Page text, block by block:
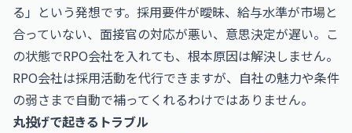
る」という発想です。採用要件が曖昧、給与水準が市場と
合っていない、面接官の対応が悪い、意思決定が遅い。こ
の状態でRPO会社を入れても、根本原因は解決しません。
RPO会社は採用活動を代行できますが、自社の魅力や条件
の弱さまで自動で補ってくれるわけではありません。
丸投げで起きるトラブル